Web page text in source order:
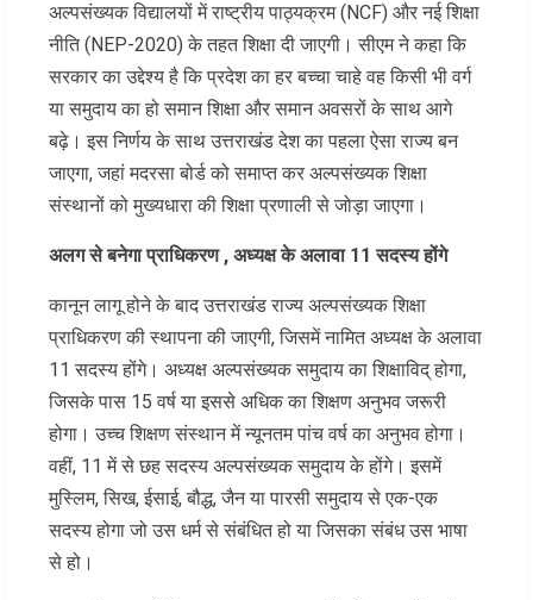
अल्पसंख्यक विद्यालयों में राष्ट्रीय पाठ्यक्रम (NCF) और नई शिक्षा
नीति (NEP-2020) के तहत शिक्षा दी जाएगी। सीएम ने कहा कि
सरकार का उद्देश्य है कि प्रदेश का हर बच्चा चाहे वह किसी भी वर्ग
या समुदाय का हो समान शिक्षा और समान अवसरों के साथ आगे
बढ़े। इस निर्णय के साथ उत्तराखंड देश का पहला ऐसा राज्य बन
जाएगा, जहां मदरसा बोर्ड को समाप्त कर अल्पसंख्यक शिक्षा
संस्थानों को मुख्यधारा की शिक्षा प्रणाली से जोड़ा जाएगा।
अलग से बनेगा प्राधिकरण , अध्यक्ष के अलावा 11 सदस्य होंगे
कानून लागू होने के बाद उत्तराखंड राज्य अल्पसंख्यक शिक्षा
प्राधिकरण की स्थापना की जाएगी, जिसमें नामित अध्यक्ष के अलावा
11 सदस्य होंगे। अध्यक्ष अल्पसंख्यक समुदाय का शिक्षाविद् होगा,
जिसके पास 15 वर्ष या इससे अधिक का शिक्षण अनुभव जरूरी
होगा। उच्च शिक्षण संस्थान में न्यूनतम पांच वर्ष का अनुभव होगा।
वहीं, 11 में से छह सदस्य अल्पसंख्यक समुदाय के होंगे। इसमें
मुस्लिम, सिख, ईसाई, बौद्ध, जैन या पारसी समुदाय से एक-एक
सदस्य होगा जो उस धर्म से संबंधित हो या जिसका संबंध उस भाषा
से हो।